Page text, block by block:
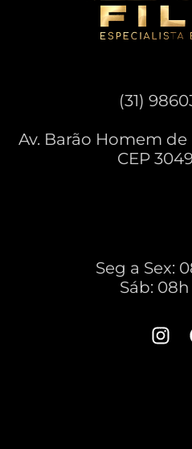
(31)
Av. Barão Homem de
CEP
Seg a Sex:
Sáb: 08h